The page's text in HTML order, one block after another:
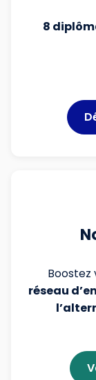
8
réseau